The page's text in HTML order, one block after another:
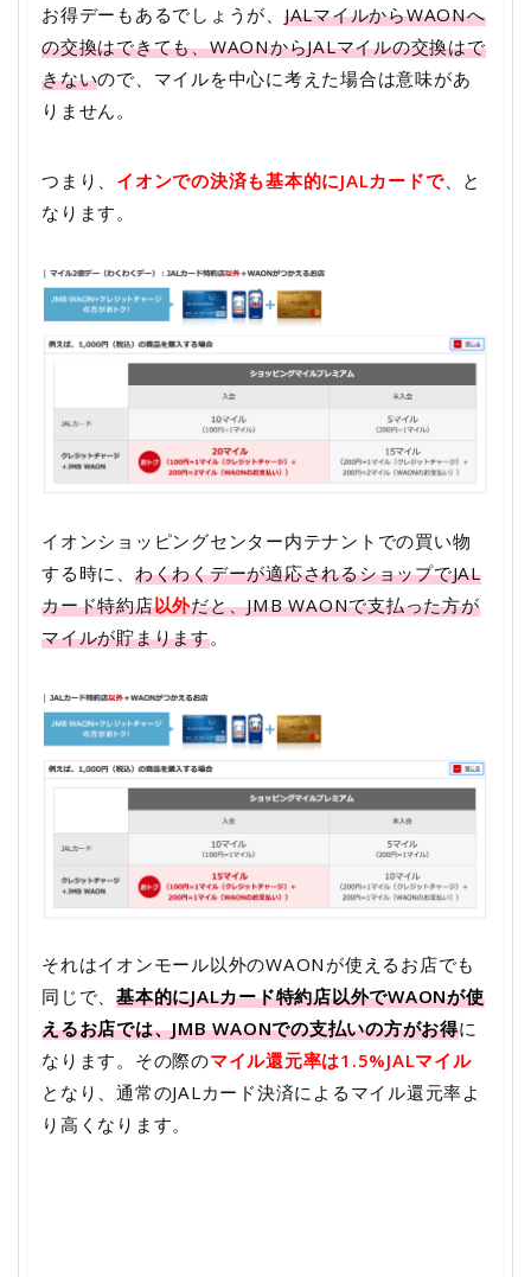
お得デーもあるでしょうが、 JALマイルからWAONへ
の交換はできても、WAONからJALマイルの交換はで
きないので、マイルを中心に考えた場合は意味があ
りません。
つまり、 イオンでの決済も基本的にJALカードで、と
なります。
イオンショッピングセンター内テナントでの買い物
する時に、 わくわくデーが適応されるショップでJAL
カード特約店以外だと、JMB WAONで支払った方が
マイルが貯まります。
それはイオンモール以外のWAONが使えるお店でも
同じで、基本的にJALカード特約店以外でWAONが使
えるお店では、JMB WAONでの支払いの方がお得に
なります。その際のマイル還元率は1.5%JALマイル
となり、通常のJALカード決済によるマイル還元率よ
り高くなります。